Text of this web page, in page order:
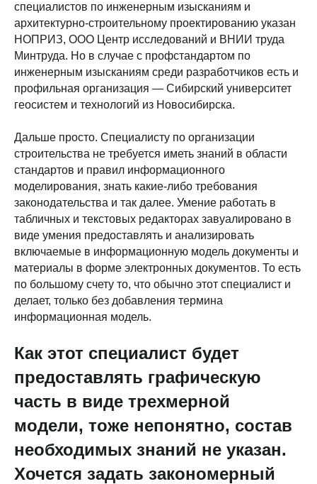
специалистов по инженерным изысканиям и
архитектурно-строительному проектированию указан
НОПРИЗ, ООО Центр исследований и ВНИИ труда
Минтруда. Но в случае с профстандартом по
инженерным изысканиям среди разработчиков есть и
профильная организация — Сибирский университет
геосистем и технологий из Новосибирска.
Дальше просто. Специалисту по организации
строительства не требуется иметь знаний в области
стандартов и правил информационного
моделирования, знать какие-либо требования
законодательства и так далее. Умение работать в
табличных и текстовых редакторах завуалировано в
виде умения предоставлять и анализировать
включаемые в информационную модель документы и
материалы в форме электронных документов. То есть
по большому счету то, что обычно этот специалист и
делает, только без добавления термина
информационная модель.
Как этот специалист будет
предоставлять графическую
часть в виде трехмерной
модели, тоже непонятно, состав
необходимых знаний не указан.
Хочется задать закономерный